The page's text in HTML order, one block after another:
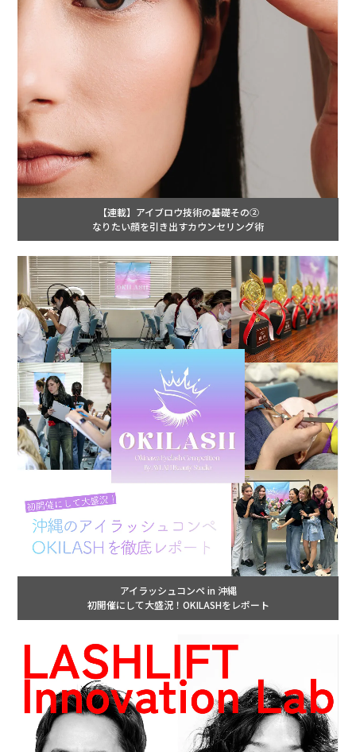
【連載】アイブロウ技術の基礎その②
なりたい顔を引き出すカウンセリング術
アイラッシュコンペ in 沖縄
初開催にして大盛況！OKILASHをレポート